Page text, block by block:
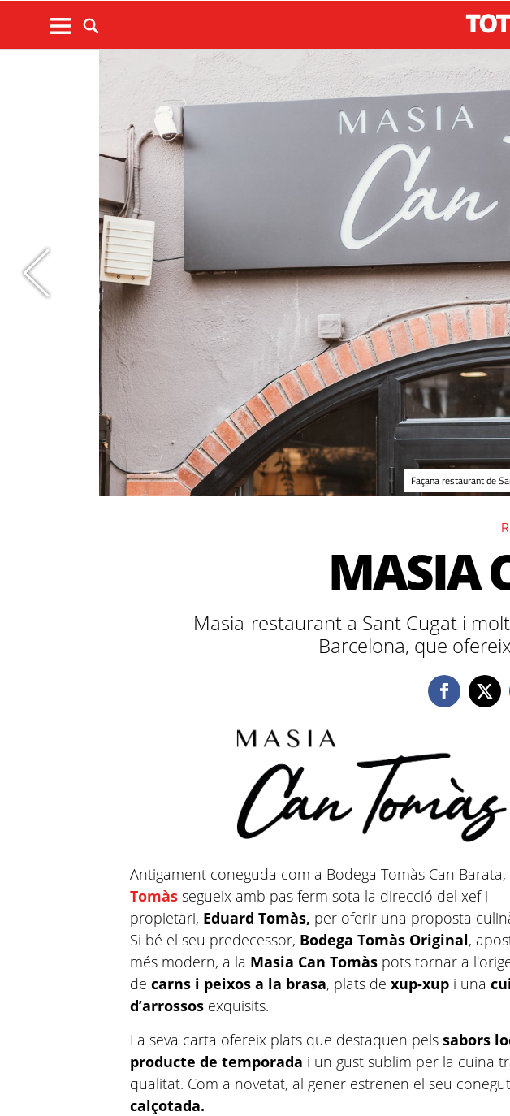
Façana restaurant de
MASIA
Masia-restaurant a Sant Cugat i
Barcelona, que
Antigament coneguda com a Bodega Tomàs Can Barata,
Tomàs segueix amb pas ferm sota la direcció del xef i
propietari, Eduard Tomàs, per oferir una proposta
Si bé el seu predecessor, Bodega Tomàs Original,
més modern, a la Masia Can Tomàs pots tornar a
decarns i peixos a la brasa, plats dexup-xup i una
d’arrossos exquisits.
La seva carta ofereix plats que destaquen pelssabors
producte de temporada i un gust sublim per la cuina
qualitat. Com a novetat, al gener estrenen el seu conegut
calçotada.